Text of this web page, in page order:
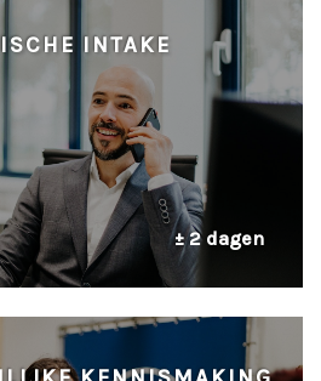
INTAKE
± 2 dagen